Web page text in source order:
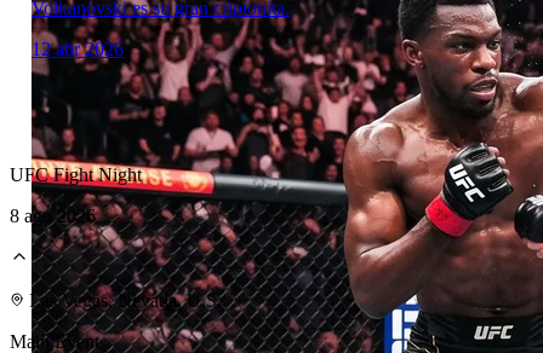
Laboratorio Técnico
Volkanovski es su gran criptonita.
12 abr 2026
UFC Fight Night
8 ago 2026
Las Vegas, Nevada, U.S.
Main Event